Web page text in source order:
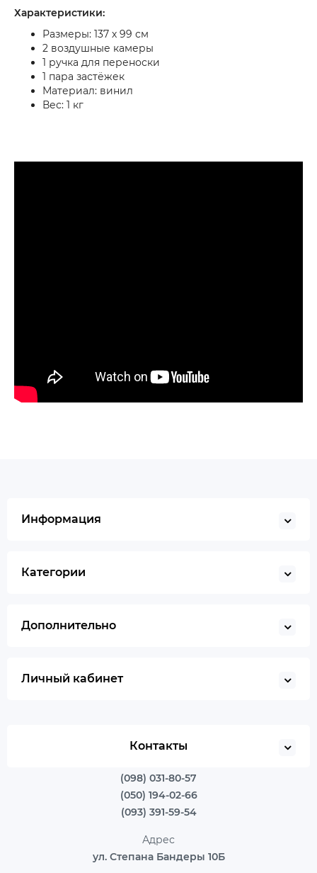
Характеристики:
Размеры: 137 х 99 см
2 воздушные камеры
1 ручка для переноски
1 пара застёжек
Материал: винил
Вес: 1 кг
Информация
Категории
Дополнительно
Личный кабинет
Контакты
(098) 031-80-57
(050) 194-02-66
(093) 391-59-54
Адрес
ул. Степана Бандеры 10Б